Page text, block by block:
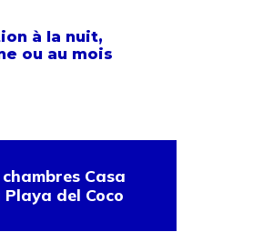
à la nuit,
ou au mois
Casa
del Coco